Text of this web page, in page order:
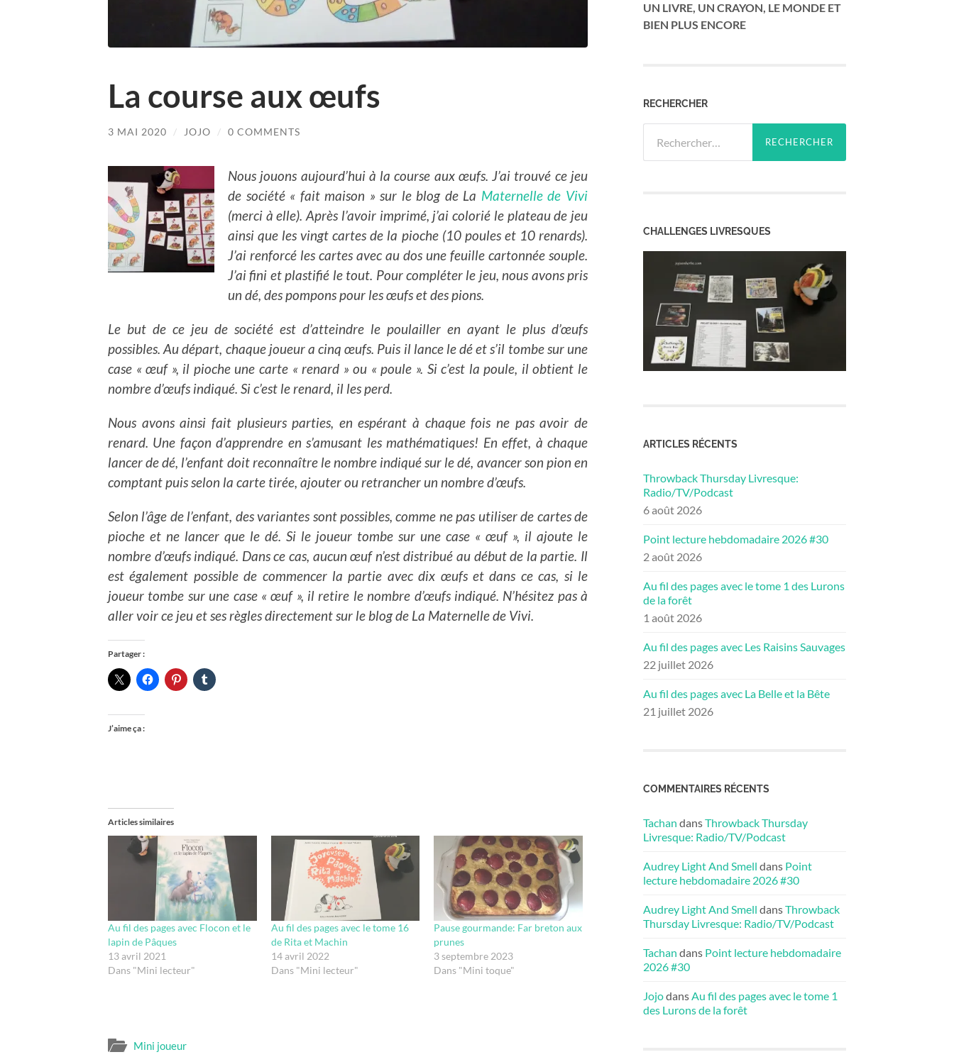
La course aux œufs
3 MAI 2020 / JOJO / 0 COMMENTS
Nous jouons aujourd’hui à la course aux œufs.J’ai trouvé ce jeu
de société « fait maison » sur le blog de La Maternelle de Vivi
(merci à elle). Après l’avoir imprimé, j’ai colorié le plateau de jeu
ainsi que les vingt cartes de la pioche (10 poules et 10 renards).
J’ai renforcé les cartes avec au dos une feuille cartonnée souple.
J’ai fini et plastifié le tout. Pour compléter le jeu, nous avons pris
un dé, des pompons pour les œufs et des pions.
Le but de ce jeu de société est d’atteindre le poulailler en ayant le plus d’œufs
possibles.Au départ, chaque joueur a cinq œufs. Puis il lance le dé et s’il tombe sur une
case « œuf », il pioche une carte « renard » ou « poule ». Si c’est la poule, il obtient le
nombre d’œufs indiqué. Si c’est le renard, il les perd.
Nous avons ainsi fait plusieurs parties, en espérant à chaque fois ne pas avoir de
renard. Une façon d’apprendre en s’amusant les mathématiques! En effet, à chaque
lancer de dé, l’enfant doit reconnaître le nombre indiqué sur le dé, avancer son pion en
comptant puis selon la carte tirée, ajouter ou retrancher un nombre d’œufs.
Selon l’âge de l’enfant, des variantes sont possibles, comme ne pas utiliser de cartes de
pioche et ne lancer que le dé. Si le joueur tombe sur une case « œuf », il ajoute le
nombre d’œufs indiqué. Dans ce cas, aucun œuf n’est distribué au début de la partie. Il
est également possible de commencer la partie avec dix œufs et dans ce cas, si le
joueur tombe sur une case « œuf », il retire le nombre d’œufs indiqué. N’hésitez pas à
aller voir ce jeu et ses règles directement sur le blog de La Maternelle de Vivi.
Partager :
J’aime ça :
Articles similaires
Au fil des pages avec Flocon et le
lapin de Pâques
13 avril 2021
Dans "Mini lecteur"
Au fil des pages avec le tome 16
de Rita et Machin
14 avril 2022
Dans "Mini lecteur"
Pause gourmande: Far breton aux
prunes
3 septembre 2023
Dans "Mini toque"
Mini joueur
UN LIVRE, UN CRAYON, LE MONDE ET
BIEN PLUS ENCORE
RECHERCHER
CHALLENGES LIVRESQUES
ARTICLES RÉCENTS
Throwback Thursday Livresque:
Radio/TV/Podcast
6 août 2026
Point lecture hebdomadaire 2026 #30
2 août 2026
Au fil des pages avec le tome 1 des Lurons
de la forêt
1 août 2026
Au fil des pages avec Les Raisins Sauvages
22 juillet 2026
Au fil des pages avec La Belle et la Bête
21 juillet 2026
COMMENTAIRES RÉCENTS
Tachan dansThrowback Thursday
Livresque: Radio/TV/Podcast
Audrey Light And Smell dans Point
lecture hebdomadaire 2026 #30
Audrey Light And Smell dansThrowback
Thursday Livresque: Radio/TV/Podcast
Tachan dans Point lecture hebdomadaire
2026 #30
JojodansAu fil des pages avec le tome 1
des Lurons de la forêt